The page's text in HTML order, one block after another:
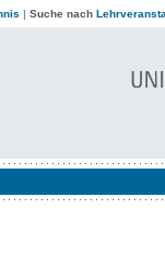
| Suche nach